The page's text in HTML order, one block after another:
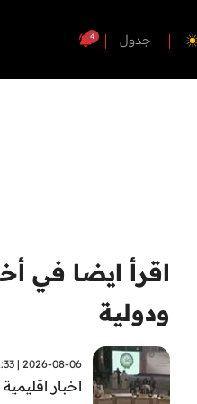
جدول 4
اقرأ ايضا في
ودولية
2026-08-06 | 12:33
اخبار